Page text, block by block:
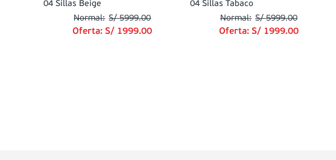
04 Sillas Beige
S/ 5999.00
Oferta:S/ 1999.00
04 Sillas Tabaco
S/ 5999.00
Oferta:S/ 1999.00